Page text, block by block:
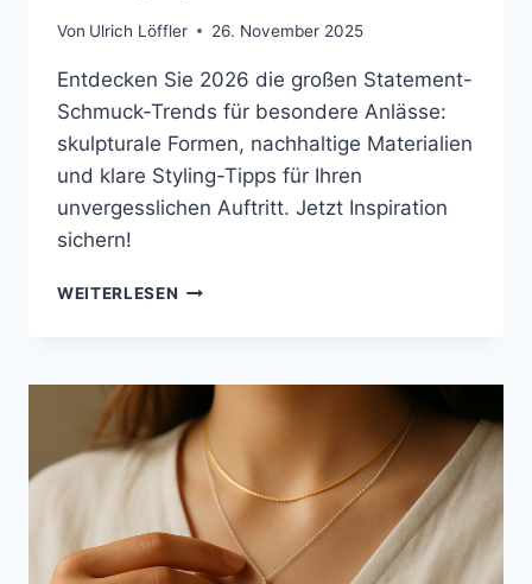
Von Ulrich Löffler 26. November 2025
Entdecken Sie 2026 die großen Statement-
Schmuck-Trends für besondere Anlässe:
skulpturale Formen, nachhaltige Materialien
und klare Styling-Tipps für Ihren
unvergesslichen Auftritt. Jetzt Inspiration
sichern!
WEITERLESEN GROSSE S
ÜR B
ESONDERE A
NLÄSSE –
ANTEJETJE